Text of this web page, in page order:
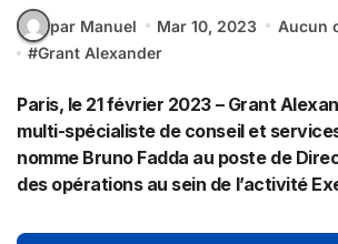
par Manuel Mar 10, 2023
Aucun
#Grant Alexander
Paris, le 21 février 2023 – Grant Alexander, groupe
multi-spécialiste de conseil et
nomme Bruno Fadda au poste de
des opérations au sein de l’activité